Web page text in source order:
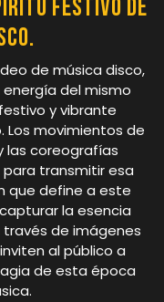
festivo de
de música disco,
del mismo
y vibrante
movimientos de
las coreografías
transmitir esa
que define a este
la esencia
de imágenes
al público a
de esta época